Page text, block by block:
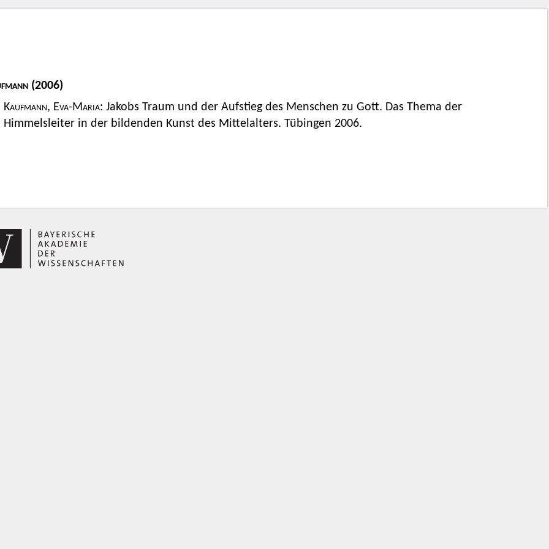
(2006)
Kaufmann, Eva-Maria: Jakobs Traum und der Aufstieg des Menschen zu Gott. Das Thema der
Himmelsleiter in der bildenden Kunst des Mittelalters. Tübingen 2006.